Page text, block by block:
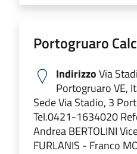
Portogruaro
IndirizzoVia
Portogruaro VE,
Sede Via Stadio, 3
Tel.0421-1634020
Andrea BERTOLINI
FURLANIS - Franco